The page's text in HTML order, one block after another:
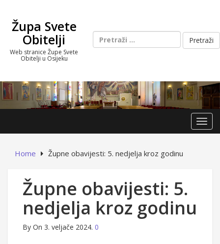
contentŽupa Svete
Obitelji
Web stranice Župe Svete
Obitelji u Osijeku
Pretraži:
Home Župne obavijesti: 5. nedjelja kroz godinu
Župne obavijesti: 5.
nedjelja kroz godinu
By On 3. veljače 2024. 0